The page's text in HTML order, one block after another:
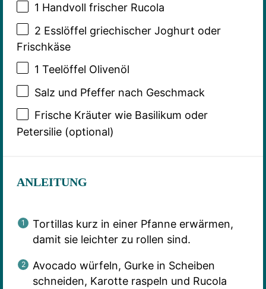
1 Handvoll frischer Rucola
2 Esslöffel griechischer Joghurt oder
Frischkäse
1 Teelöffel Olivenöl
Salz und Pfeffer nach Geschmack
Frische Kräuter wie Basilikum oder
Petersilie (optional)
ANLEITUNG
Tortillas kurz in einer Pfanne erwärmen,
damit sie leichter zu rollen sind.
Avocado würfeln, Gurke in Scheiben
schneiden, Karotte raspeln und Rucola